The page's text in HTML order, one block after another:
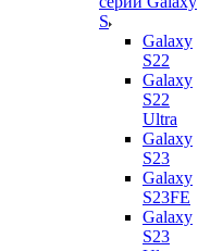
S
Galaxy
S22
Galaxy
S22
Ultra
Galaxy
S23
Galaxy
S23FE
Galaxy
S23